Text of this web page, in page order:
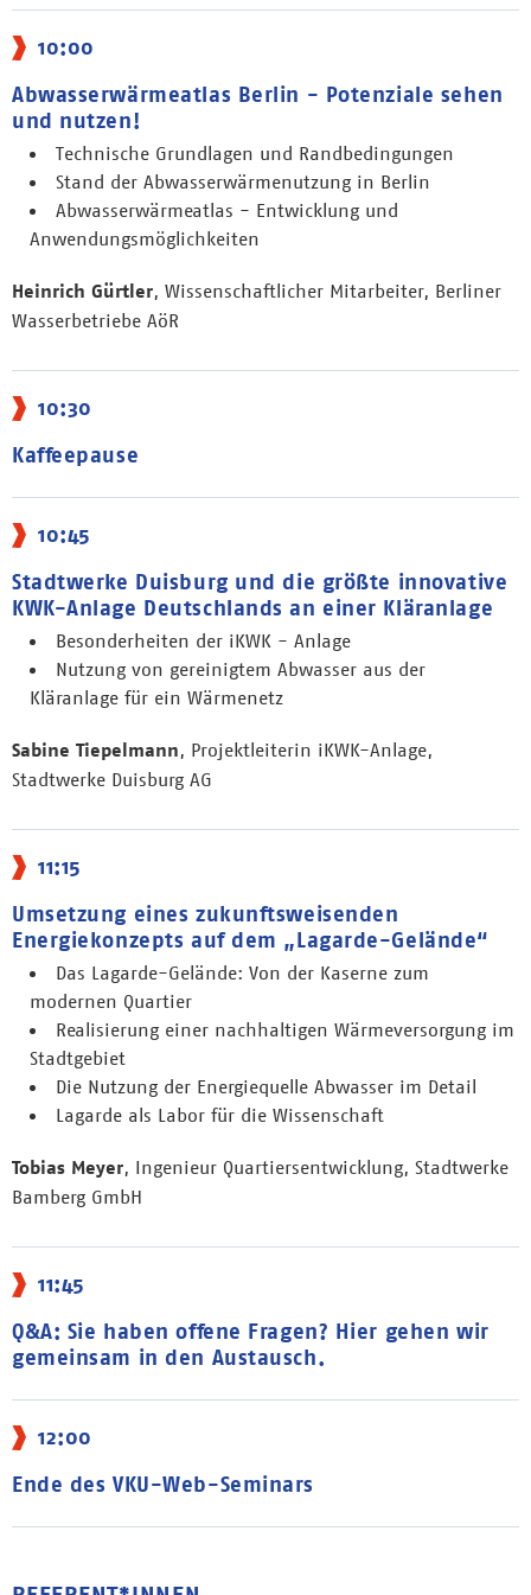
10:00
Abwasserwärmeatlas Berlin - Potenziale sehen
und nutzen!
Technische Grundlagen und Randbedingungen
Stand der Abwasserwärmenutzung in Berlin
Abwasserwärmeatlas - Entwicklung und
Anwendungsmöglichkeiten
Heinrich Gürtler, Wissenschaftlicher Mitarbeiter, Berliner
Wasserbetriebe AöR
10:30
Kaffeepause
10:45
Stadtwerke Duisburg und die größte innovative
KWK-Anlage Deutschlands an einer Kläranlage
Besonderheiten der iKWK - Anlage
Nutzung von gereinigtem Abwasser aus der
Kläranlage für ein Wärmenetz
Sabine Tiepelmann, Projektleiterin iKWK-Anlage,
Stadtwerke Duisburg AG
11:15
Umsetzung eines zukunftsweisenden
Energiekonzepts auf dem „Lagarde-Gelände“
Das Lagarde-Gelände: Von der Kaserne zum
modernen Quartier
Realisierung einer nachhaltigen Wärmeversorgung im
Stadtgebiet
Die Nutzung der Energiequelle Abwasser im Detail
Lagarde als Labor für die Wissenschaft
Tobias Meyer, Ingenieur Quartiersentwicklung, Stadtwerke
Bamberg GmbH
11:45
Q&A: Sie haben offene Fragen? Hier gehen wir
gemeinsam in den Austausch.
12:00
Ende des VKU-Web-Seminars